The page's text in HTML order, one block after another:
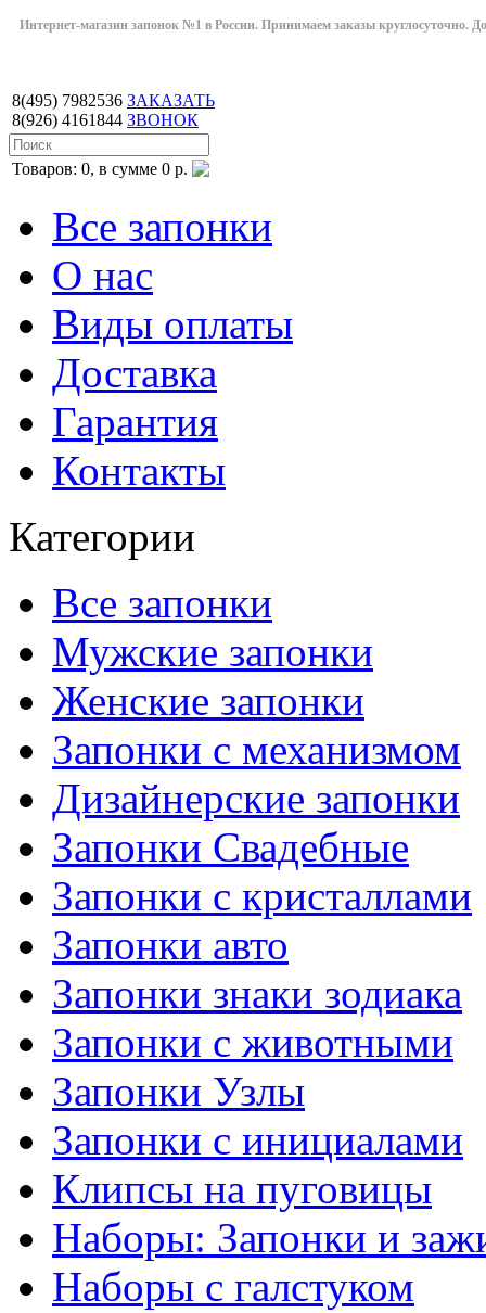
Интернет-магазин запонок №1 в России. Принимаем заказы круглосуточно.
8(495) 7982536
8(926) 4161844
ЗАКАЗАТЬ
ЗВОНОК
Товаров: 0, в сумме 0 р.
Все запонки
О нас
Виды оплаты
Доставка
Гарантия
Контакты
Категории
Все запонки
Мужские запонки
Женские запонки
Запонки с механизмом
Дизайнерские запонки
Запонки Свадебные
Запонки с кристаллами
Запонки авто
Запонки знаки зодиака
Запонки с животными
Запонки Узлы
Запонки с инициалами
Клипсы на пуговицы
Наборы: Запонки и
Наборы с галстуком